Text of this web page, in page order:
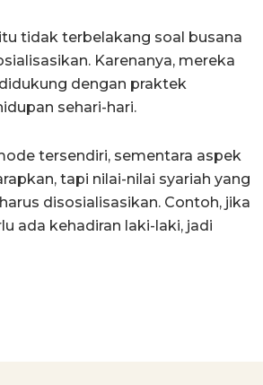
tidak terbelakang soal busana
Karenanya, mereka
dengan praktek
sehari-hari.
tersendiri, sementara aspek
tapi nilai-nilai syariah yang
disosialisasikan. Contoh, jika
ada kehadiran laki-laki, jadi